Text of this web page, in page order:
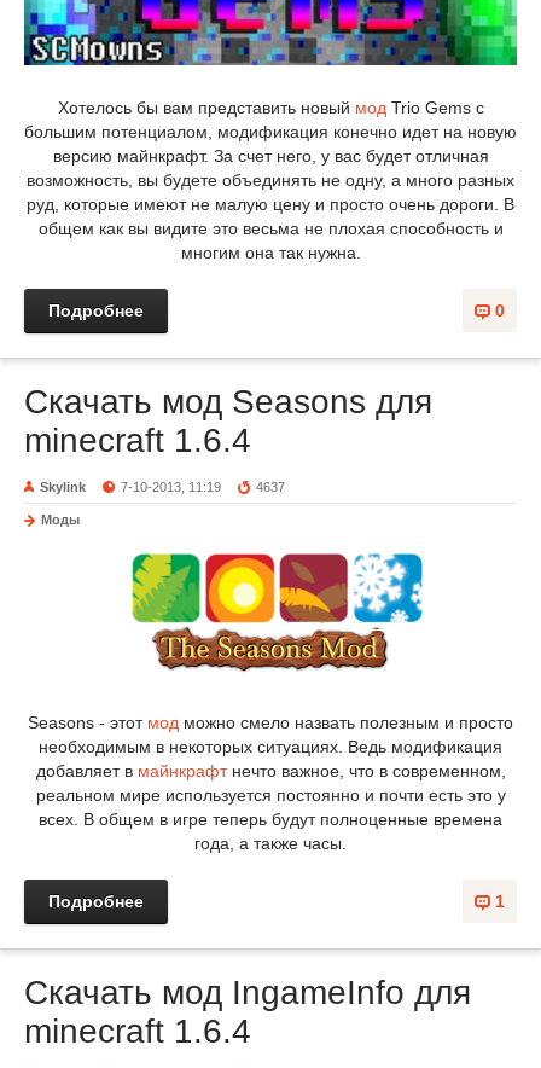
Хотелось бы вам представить новый мод Trio Gems с
большим потенциалом, модификация конечно идет на новую
версию майнкрафт. За счет него, у вас будет отличная
возможность, вы будете объединять не одну, а много разных
руд, которые имеют не малую цену и просто очень дороги. В
общем как вы видите это весьма не плохая способность и
многим она так нужна.
0
Подробнее
Скачать мод Seasons для
minecraft 1.6.4
Skylink 7-10-2013, 11:19 4637
Моды
Seasons - этот мод можно смело назвать полезным и просто
необходимым в некоторых ситуациях. Ведь модификация
добавляет в майнкрафтнечто важное, что в современном,
реальном мире используется постоянно и почти есть это у
всех. В общем в игре теперь будут полноценные времена
года, а также часы.
1
Подробнее
Скачать мод IngameInfo для
minecraft 1.6.4